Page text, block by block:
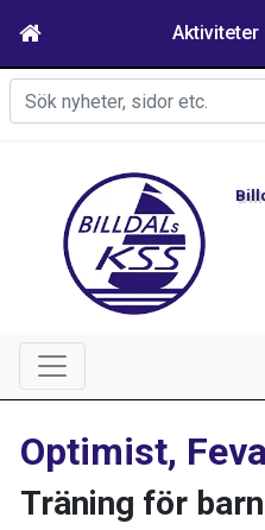
Aktiviteter
Optimist,
Träning för